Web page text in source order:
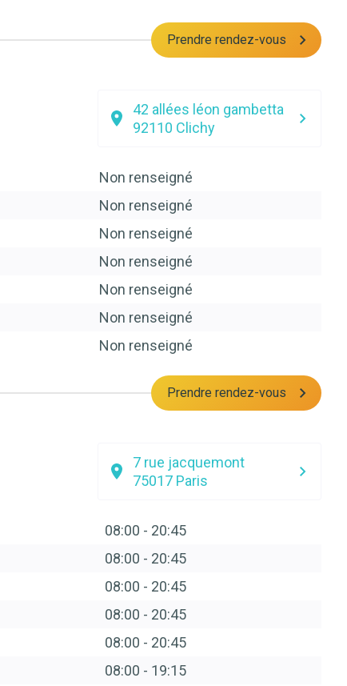
Prendre rendez-vous
42 allées léon gambetta
92110 Clichy
Non renseigné
Non renseigné
Non renseigné
Non renseigné
Non renseigné
Non renseigné
Non renseigné
Prendre rendez-vous
7 rue jacquemont
75017 Paris
08:00 - 20:45
08:00 - 20:45
08:00 - 20:45
08:00 - 20:45
08:00 - 20:45
08:00 - 19:15